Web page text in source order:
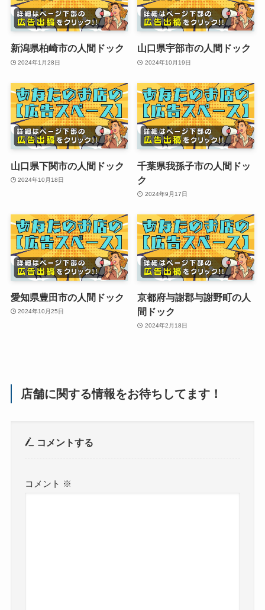
新潟県柏崎市の人間ドック
2024年1月28日
山口県宇部市の人間ドック
2024年10月19日
山口県下関市の人間ドック
2024年10月18日
千葉県我孫子市の人間ドッ
ク
2024年9月17日
愛知県豊田市の人間ドック
2024年10月25日
京都府与謝郡与謝野町の人
間ドック
2024年2月18日
店舗に関する情報をお待ちしてます！
コメントする
コメント ※